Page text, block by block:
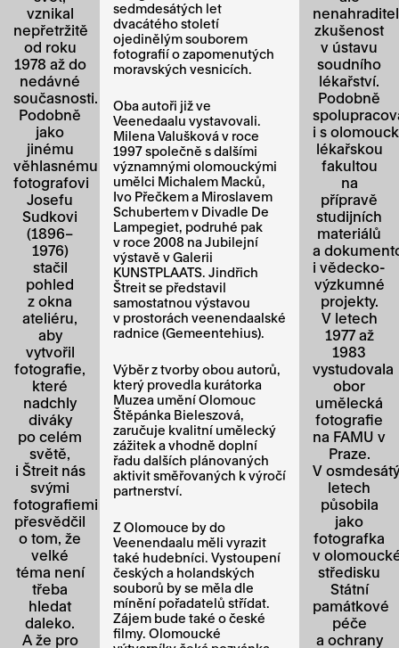
vznikal
nepřetržitě
od roku
1978 až do
nedávné
současnosti.
Podobně
jako
jinému
věhlasnému
fotografovi
Josefu
Sudkovi
(1896–
1976)
stačil
pohled
z okna
ateliéru,
aby
vytvořil
fotografie,
které
nadchly
diváky
po celém
světě,
i Štreit nás
svými
fotografiemi
přesvědčil
o tom, že
velké
téma není
třeba
hledat
daleko.
A že pro
zkušenost
v ústavu
soudního
lékařství.
Podobně
i s
lékařskou
fakultou
na
přípravě
studijních
materiálů
a
i vědecko-
výzkumné
projekty.
V letech
1977 až
1983
vystudovala
obor
umělecká
fotografie
na FAMU v
Praze.
V
letech
působila
jako
fotografka
v
středisku
Státní
památkové
péče
a ochrany
sedmdesátých let
dvacátého století
ojedinělým souborem
fotografií o zapomenutých
moravských vesnicích.
Oba autoři již ve
Veenedaalu vystavovali.
Milena Valušková v roce
1997 společně s dalšími
významnými olomouckými
umělci Michalem Macků,
Ivo Přečkem a Miroslavem
Schubertem v Divadle De
Lampegiet, podruhé pak
v roce 2008 na Jubilejní
výstavě v Galerii
KUNSTPLAATS. Jindřich
Štreit se představil
samostatnou výstavou
v prostorách veenendaalské
radnice (Gemeentehius).
Výběr z tvorby obou autorů,
který provedla kurátorka
Muzea umění Olomouc
Štěpánka Bieleszová,
zaručuje kvalitní umělecký
zážitek a vhodně doplní
řadu dalších plánovaných
aktivit směřovaných k výročí
partnerství.
Z Olomouce by do
Veenendaalu měli vyrazit
také hudebníci. Vystoupení
českých a holandských
souborů by se měla dle
mínění pořadatelů střídat.
Zájem bude také o české
filmy. Olomoucké